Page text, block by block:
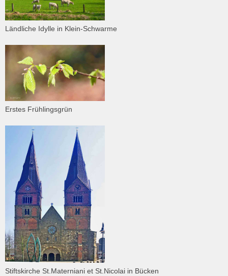
Ländliche Idylle in Klein-Schwarme
Erstes Frühlingsgrün
Stiftskirche St.Materniani et St.Nicolai in Bücken